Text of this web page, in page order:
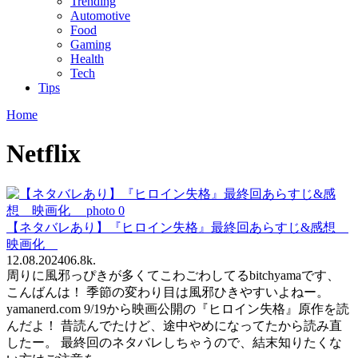
Automotive
Food
Gaming
Health
Tech
Tips
Home
Netflix
【ネタバレあり】『ヒロイン失格』最終回あらすじ&感想
映画化
12.08.202406.8k.
周りに風邪っぴきが多くてこわごわしてるbitchyamaです、
こんばんは！ 季節の変わり目は風邪ひきやすいよねー。
yamanerd.com 9/19から映画公開の『ヒロイン失格』原作を読
んだよ！ 昔読んでたけど、途中やめになってたから読み直
したー。 最終回のネタバレしちゃうので、結末知りたくな